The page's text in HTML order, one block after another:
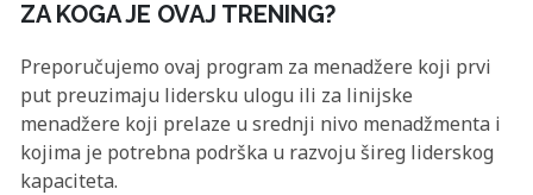
ZA KOGA JE OVAJ TRENING?
Preporučujemo ovaj program za menadžere koji prvi
put preuzimaju lidersku ulogu ili za linijske
menadžere koji prelaze u srednji nivo menadžmenta i
kojima je potrebna podrška u razvoju šireg liderskog
kapaciteta.